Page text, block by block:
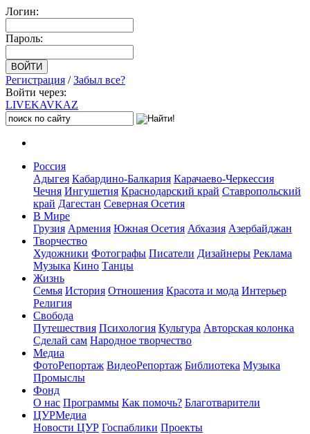
Логин:
Пароль:
Регистрация /Забыл все?
Войти через:
LIVEKAVKAZ
Россия
Адыгея Кабардино-Балкария Карачаево-Черкессия
Чечня Ингушетия Краснодарский край Ставропольский
край Дагестан Северная Осетия
В Мире
Грузия Армения Южная Осетия Абхазия Азербайджан
Творчество
Художники Фотографы Писатели Дизайнеры Реклама
Музыка Кино Танцы
Жизнь
Семья История Отношения Красота и мода Интерьер
Религия
Свобода
Путешествия Психология Культура Авторская колонка
Сделай сам Народное творчество
Медиа
ФотоРепортаж ВидеоРепортаж Библиотека Музыка
Промыслы
Фонд
О нас Программы Как помочь? Благотварители
ЦУРМедиа
Новости ЦУР Госпаблики Проекты